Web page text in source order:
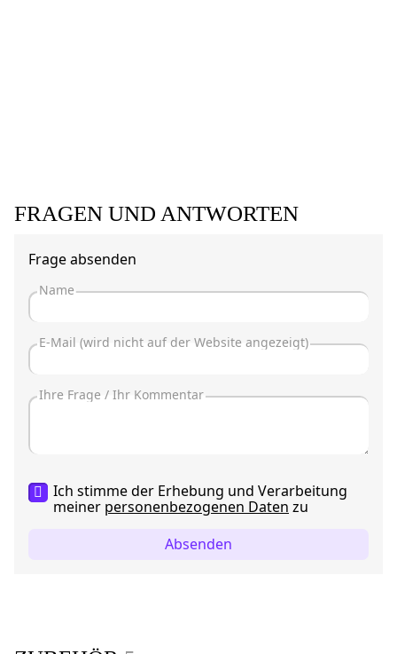
FRAGEN UND ANTWORTEN
Frage absenden
Ich stimme der Erhebung und Verarbeitung
meiner personenbezogenen Daten zu
Absenden